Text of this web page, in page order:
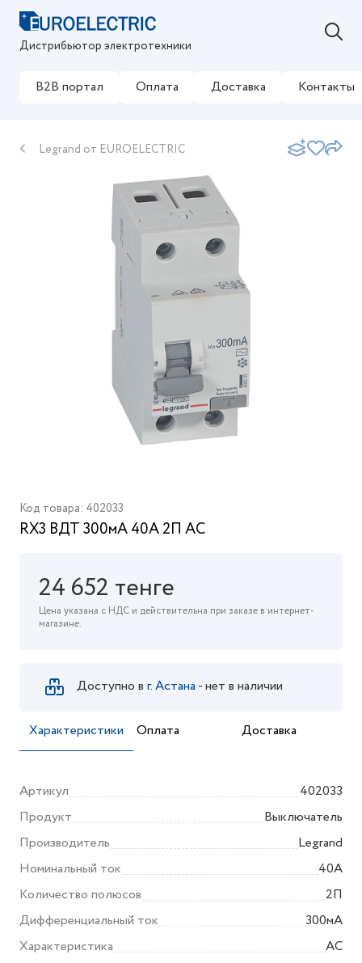
Дистрибьютор электротехники
B2B портал Оплата Доставка Контакты
Legrand от EUROELECTRIC
Код товара: 402033
RX3 ВДТ 300мА 40А 2П AC
24 652 тенге
Цена указана с НДС и действительна при заказе в интернет-
магазине.
Доступно в г. Астана - нет в наличии
Характеристики Оплата Доставка
Артикул
402033
Продукт
Выключатель
Производитель
Legrand
Номинальный ток
40А
Количество полюсов
2П
Дифференциальный ток
300мА
Характеристика
AC